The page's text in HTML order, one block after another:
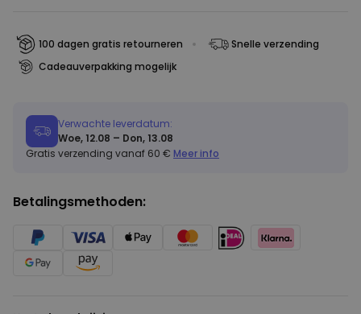
100 dagen gratis retourneren
Snelle verzending
Cadeauverpakking mogelijk
Verwachte leverdatum:
Woe, 12.08 – Don, 13.08
Gratis verzending vanaf 60 € Meer info
Betalingsmethoden: